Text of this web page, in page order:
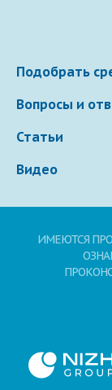
соглашение
Подобрать
Вопросы и
Статьи
Видео
ИМЕЮТСЯ